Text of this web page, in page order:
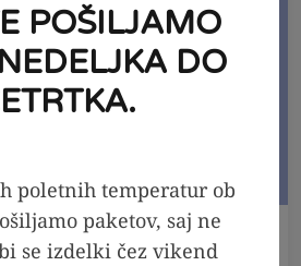
POŠILJAMO
DO
poletnih temperatur ob
paketov, saj ne
se izdelki čez vikend